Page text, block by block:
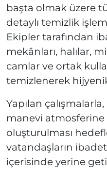
başta olmak üzere
detaylı temizlik
Ekipler tarafından
mekânları, halılar,
camlar ve ortak
temizlenerek
Yapılan
manevi
oluşturulması
vatandaşların
içerisinde yerine